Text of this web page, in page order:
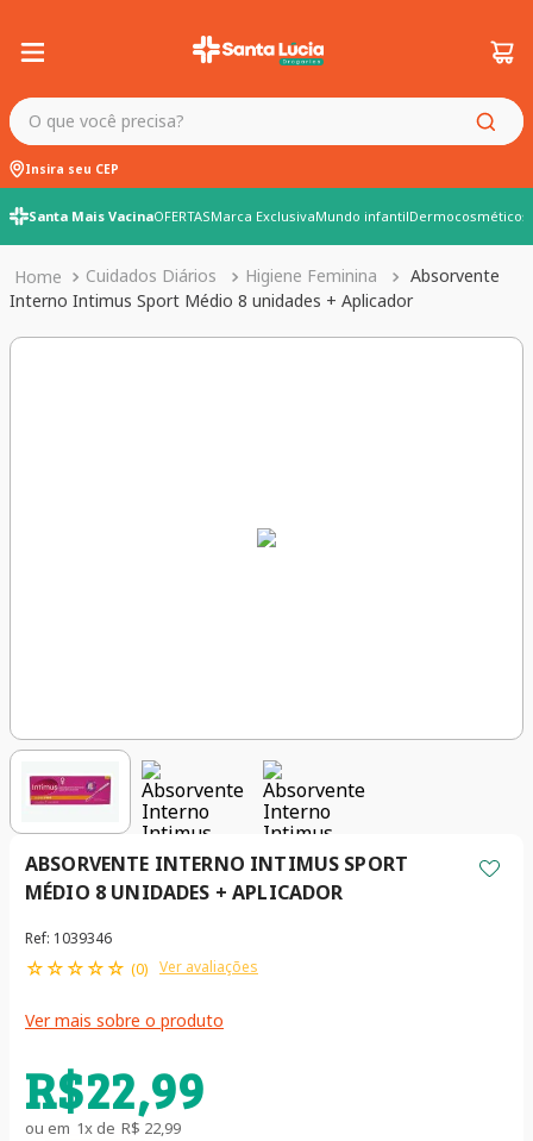
O que você precisa?
Insira seu CEP
Santa Mais VacinaOFERTASMarca ExclusivaMundo infantilDermocosméticos
Cuidados Diários Higiene Feminina
Absorvente
Interno Intimus Sport Médio 8 unidades + Aplicador
ABSORVENTE INTERNO INTIMUS SPORT
MÉDIO 8 UNIDADES + APLICADOR
Ref: 1039346
☆☆☆☆☆ (0) Ver avaliações
Ver mais sobre o produto
R$22,99
ou em 1x de R$ 22,99